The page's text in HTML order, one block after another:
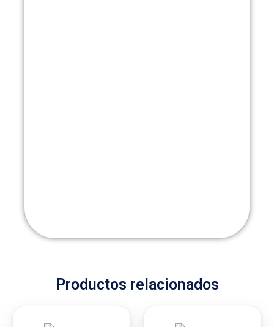
Productos relacionados